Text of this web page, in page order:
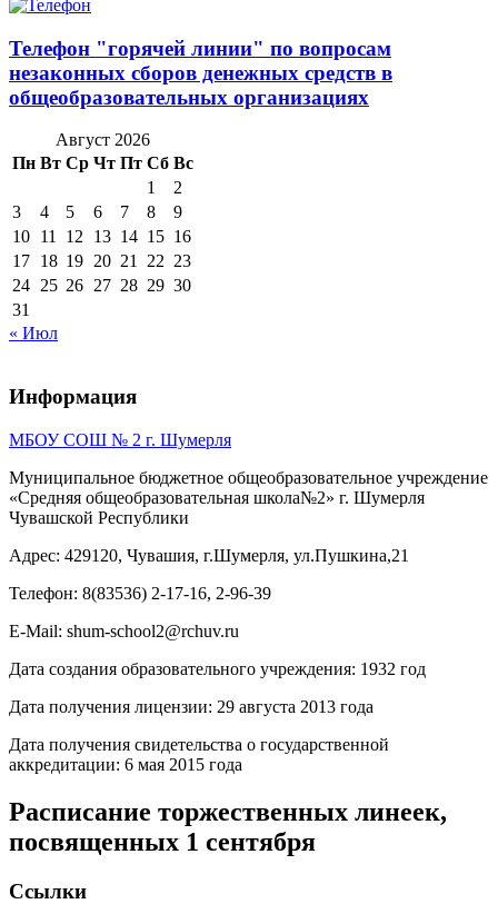
Телефон "горячей линии" по вопросам
незаконных сборов денежных средств в
общеобразовательных организациях
Август 2026
Пн Вт Ср Чт Пт Сб Вс
1
2
3
4 5 6 7 8
9
10 11 12 13 14 15 16
17 18 19 20 21 22 23
24 25 26 27 28 29 30
31
« Июл
Информация
МБОУ СОШ № 2 г. Шумерля
Муниципальное бюджетное общеобразовательное учреждение
«Средняя общеобразовательная школа№2» г. Шумерля
Чувашской Республики
Адрес: 429120, Чувашия, г.Шумерля, ул.Пушкина,21
Телефон: 8(83536) 2-17-16, 2-96-39
E-Mail: shum-school2@rchuv.ru
Дата создания образовательного учреждения: 1932 год
Дата получения лицензии: 29 августа 2013 года
Дата получения свидетельства о государственной
аккредитации: 6 мая 2015 года
Расписание торжественных линеек,
посвященных 1 сентября
Ссылки